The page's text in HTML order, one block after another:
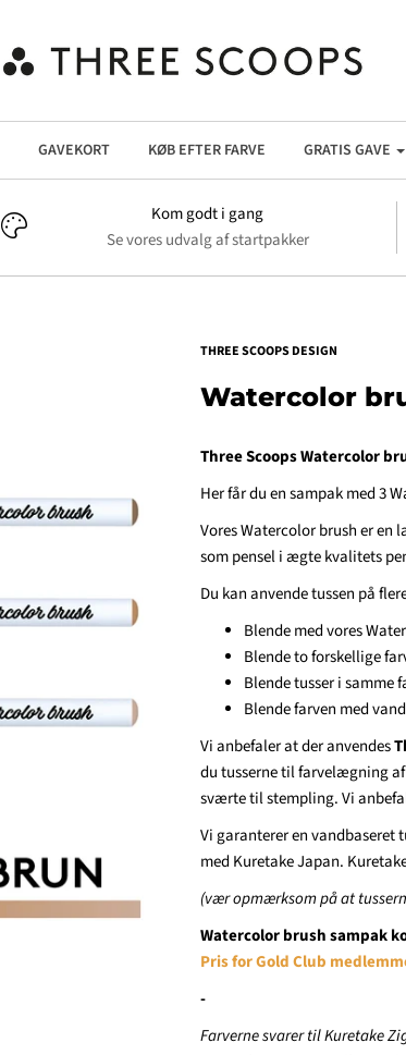
GAVEKORT KØB EFTER FARVE GRATIS GAVE
Kom godt i gang
Se vores udvalg af startpakker
THREE SCOOPS DESIGN
Watercolor
Three Scoops Watercolor
Her får du en sampak med 3
Vores Watercolor brush er
som pensel i ægte kvalitets
Du kan anvende tussen på
Blende med vores
Blende to forskellige
Blende tusser i samme
Blende farven med
Vi anbefaler at der anvendes
du tusserne til farvelægning
sværte til stempling. Vi
Vi garanterer en
med Kuretake Japan.
(vær opmærksom på at
Watercolor brush sampak
Pris for Gold Club
-
Farverne svarer til Kuretake